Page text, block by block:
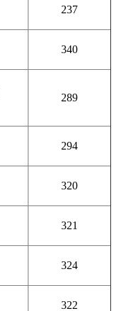
237
340
289
294
320
321
324
322